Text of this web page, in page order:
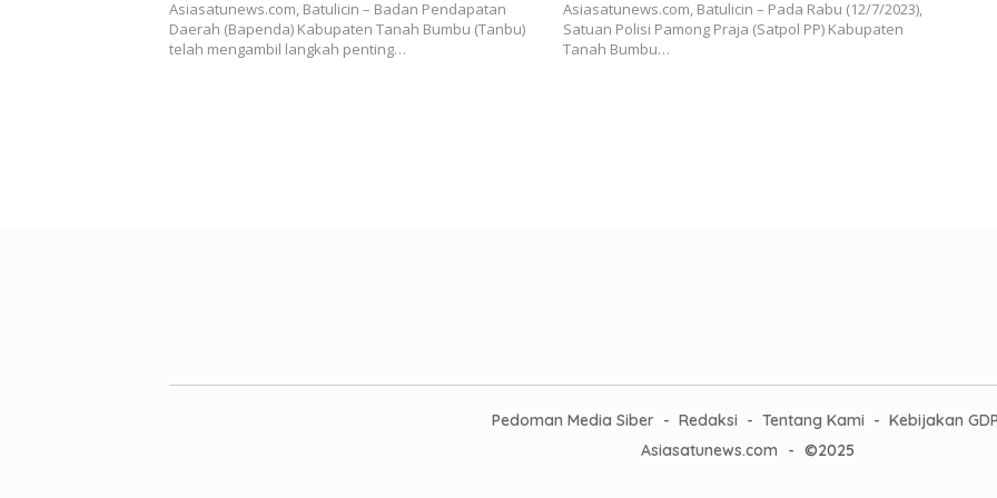
Asiasatunews.com, Batulicin – Badan Pendapatan
Daerah (Bapenda) Kabupaten Tanah Bumbu (Tanbu)
telah mengambil langkah penting…
Asiasatunews.com, Batulicin – Pada Rabu (12/7/2023),
Satuan Polisi Pamong Praja (Satpol PP) Kabupaten
Tanah Bumbu…
Pedoman Media Siber Redaksi Tentang Kami
Kebijakan
Asiasatunews.com
- ©2025